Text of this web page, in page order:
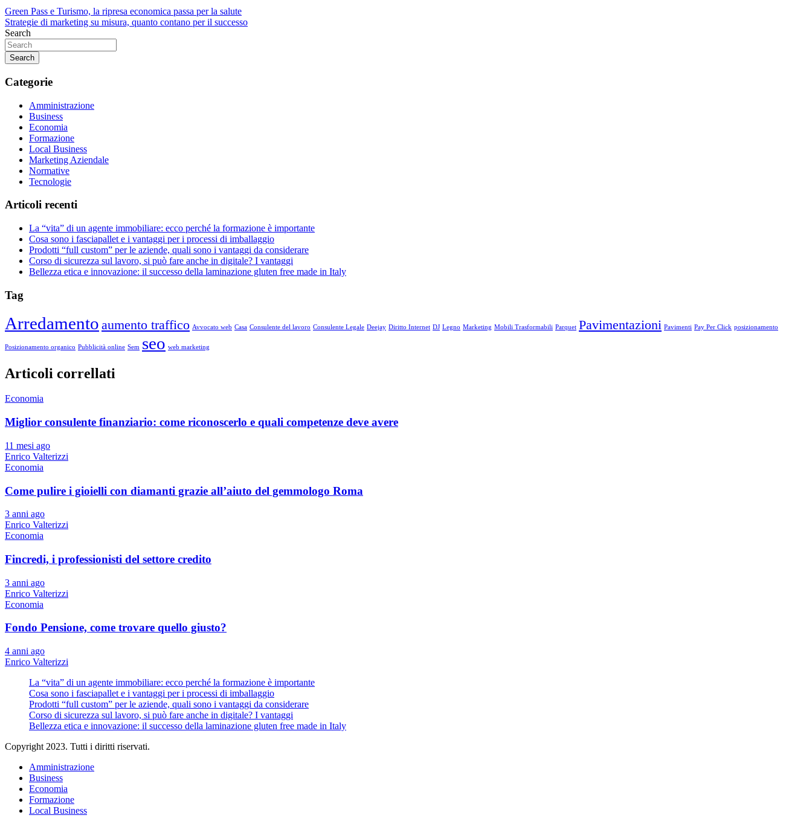
Navigazione
articoli
Green Pass e Turismo, la ripresa economica passa per la salute
Strategie di marketing su misura, quanto contano per il successo
Search
Search
Categorie
Amministrazione
Business
Economia
Formazione
Local Business
Marketing Aziendale
Normative
Tecnologie
Articoli recenti
La “vita” di un agente immobiliare: ecco perché la formazione è importante
Cosa sono i fasciapallet e i vantaggi per i processi di imballaggio
Prodotti “full custom” per le aziende, quali sono i vantaggi da considerare
Corso di sicurezza sul lavoro, si può fare anche in digitale? I vantaggi
Bellezza etica e innovazione: il successo della laminazione gluten free made in Italy
Tag
Arredamento aumento traffico Avvocato web Casa Consulente del lavoro Consulente Legale Deejay Diritto Internet DJ Legno Marketing Mobili Trasformabili Parquet Pavimentazioni Pavimenti Pay Per Click posizionamento
Posizionamento organico Pubblicità online Sem seo web marketing
Articoli correllati
Economia
Miglior consulente finanziario: come riconoscerlo e quali competenze deve avere
11 mesi ago
Enrico Valterizzi
Economia
Come pulire i gioielli con diamanti grazie all’aiuto del gemmologo Roma
3 anni ago
Enrico Valterizzi
Economia
Fincredi, i professionisti del settore credito
3 anni ago
Enrico Valterizzi
Economia
Fondo Pensione, come trovare quello giusto?
4 anni ago
Enrico Valterizzi
La “vita” di un agente immobiliare: ecco perché la formazione è importante
Cosa sono i fasciapallet e i vantaggi per i processi di imballaggio
Prodotti “full custom” per le aziende, quali sono i vantaggi da considerare
Corso di sicurezza sul lavoro, si può fare anche in digitale? I vantaggi
Bellezza etica e innovazione: il successo della laminazione gluten free made in Italy
Copyright 2023. Tutti i diritti riservati.
Amministrazione
Business
Economia
Formazione
Local Business